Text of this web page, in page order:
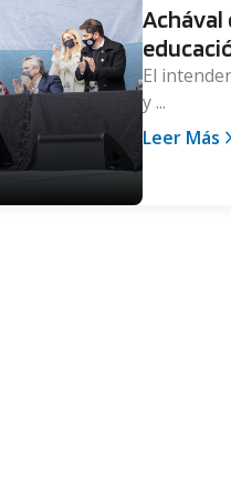
Achával
El
y ...
Leer Más